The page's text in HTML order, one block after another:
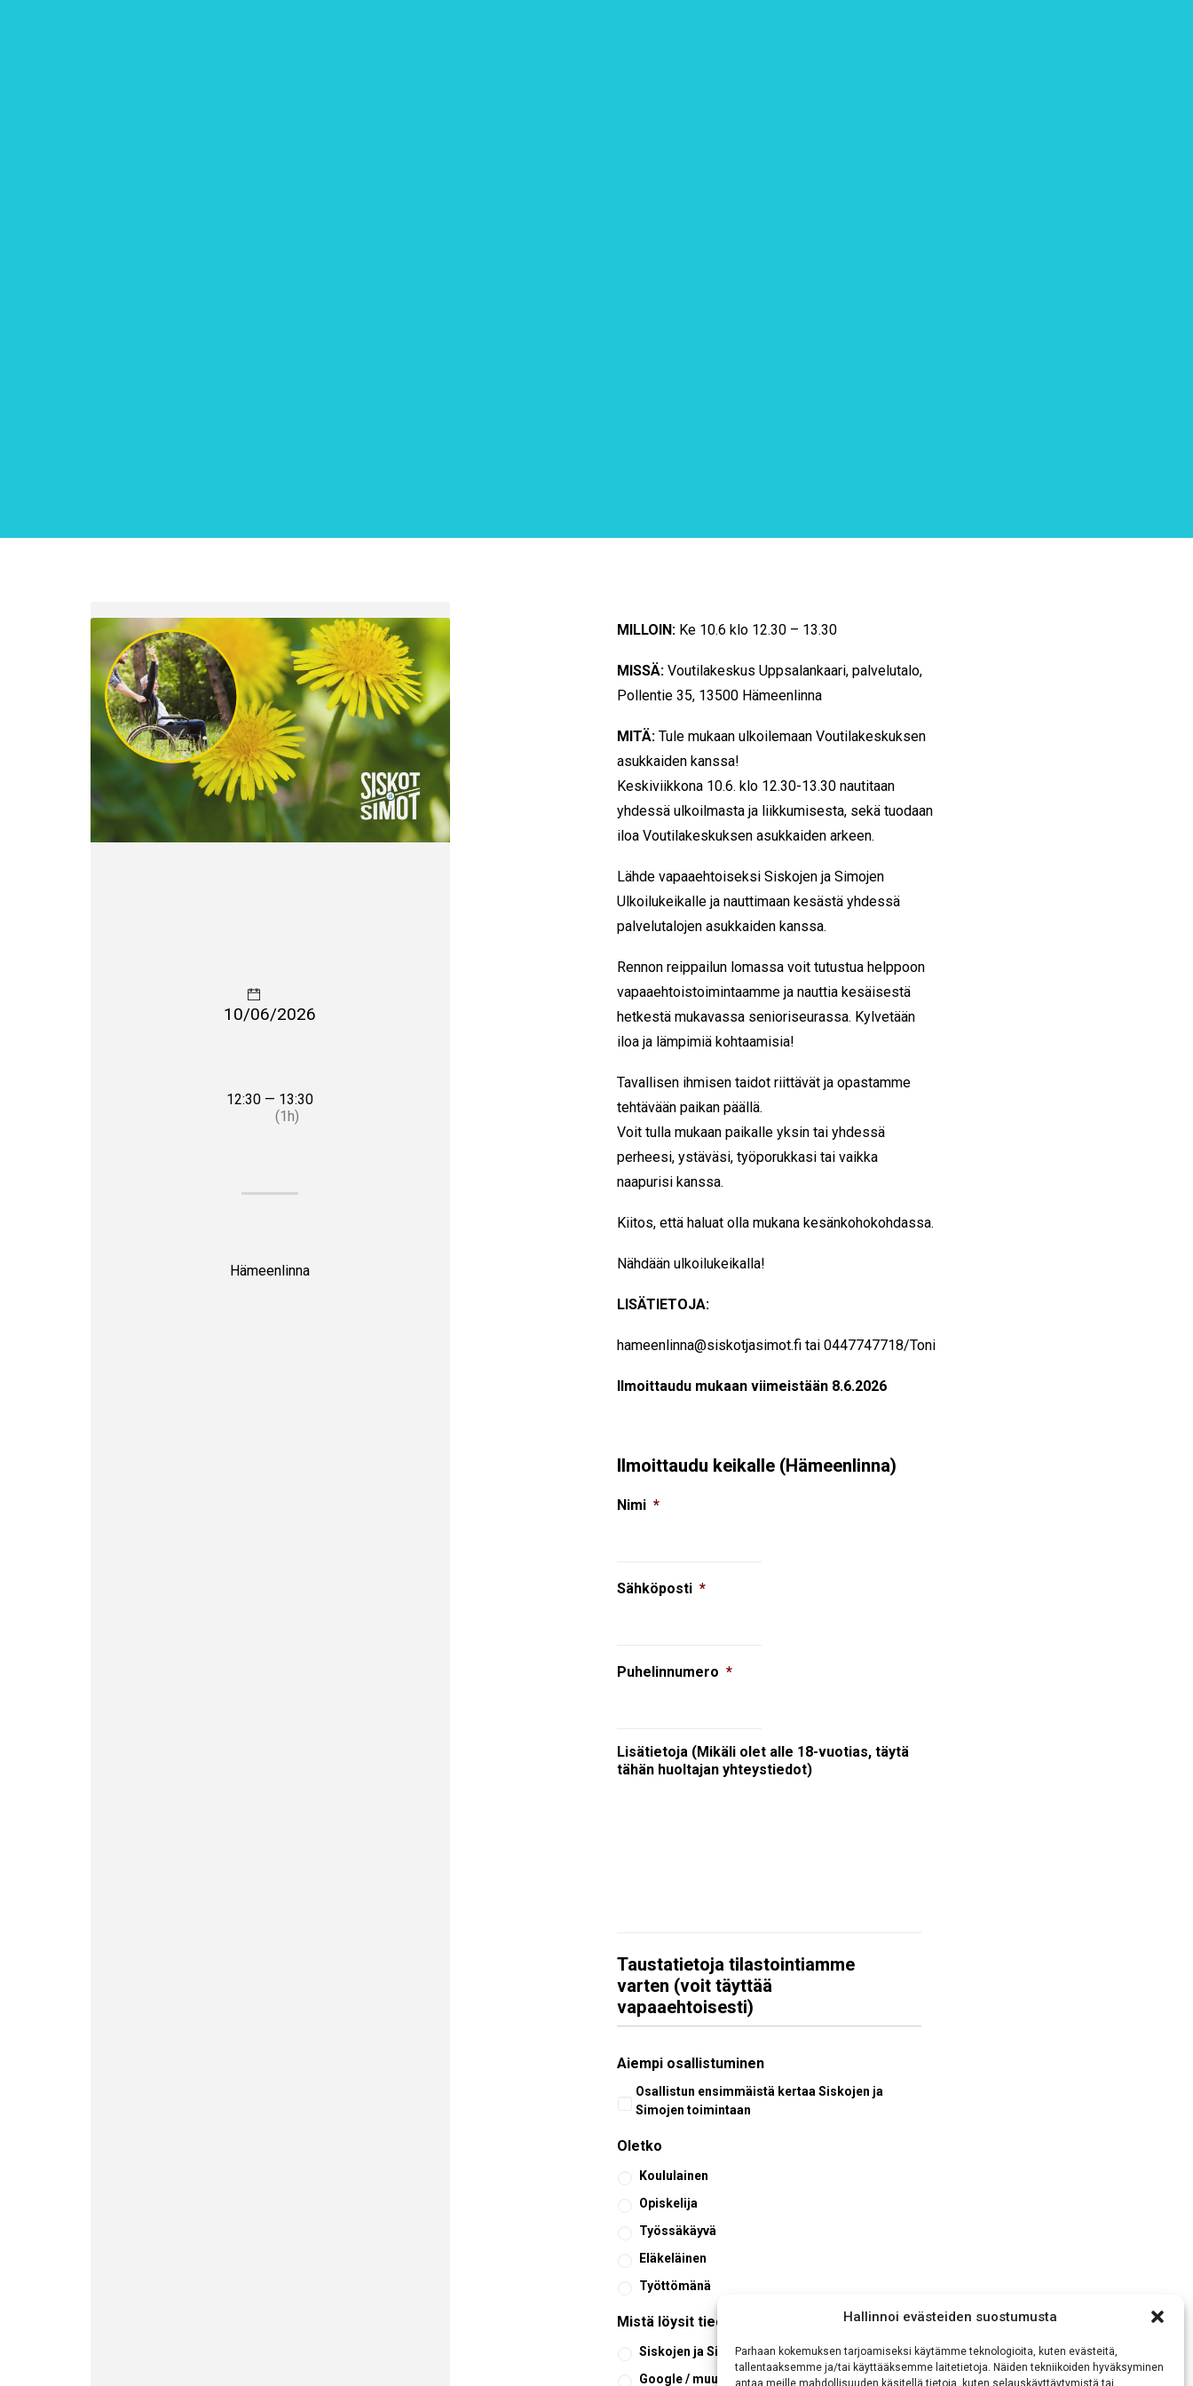
Hallinnoi evästeiden suostumusta
Parhaan kokemuksen tarjoamiseksi käytämme teknologioita, kuten evästeitä,
tallentaaksemme ja/tai käyttääksemme laitetietoja. Näiden tekniikoiden hyväksyminen
antaa meille mahdollisuuden käsitellä tietoja, kuten selauskäyttäytymistä tai
MILLOIN:Ke10.6 klo 12.30 – 13.30
MISSÄ: Voutilakeskus Uppsalankaari, palvelutalo,
Pollentie 35, 13500 Hämeenlinna
MITÄ: Tule mukaan ulkoilemaan Voutilakeskuksen
asukkaiden kanssa!
Keskiviikkona 10.6. klo 12.30-13.30 nautitaan
yhdessä ulkoilmasta ja liikkumisesta, sekä tuodaan
iloa Voutilakeskuksen asukkaiden arkeen.
Lähde vapaaehtoiseksi Siskojen ja Simojen
Ulkoilukeikalle ja nauttimaan kesästä yhdessä
palvelutalojen asukkaiden kanssa.
Rennon reippailun lomassa voit tutustua helppoon
vapaaehtoistoimintaamme ja nauttia kesäisestä
hetkestä mukavassa senioriseurassa. Kylvetään
iloa ja lämpimiä kohtaamisia!
Tavallisen ihmisen taidot riittävät ja opastamme
tehtävään paikan päällä.
Voit tulla mukaan paikalle yksin tai yhdessä
perheesi, ystäväsi, työporukkasi tai vaikka
naapurisi kanssa.
Kiitos, että haluat olla mukana kesänkohokohdassa.
Nähdään ulkoilukeikalla!
LISÄTIETOJA:
hameenlinna@siskotjasimot.fi tai 0447747718/Toni
Ilmoittaudu mukaan viimeistään 8.6.2026
Ilmoittaudu keikalle (Hämeenlinna)
Nimi *
Sähköposti *
Puhelinnumero *
Lisätietoja (Mikäli olet alle 18-vuotias, täytä
tähän huoltajan yhteystiedot)
Taustatietoja tilastointiamme
varten (voit täyttää
vapaaehtoisesti)
Aiempi osallistuminen
Osallistun ensimmäistä kertaa Siskojen ja
Simojen toimintaan
Oletko
Koululainen
Opiskelija
Työssäkäyvä
Eläkeläinen
Työttömänä
Mistä löysit tiedon keikasta?
Siskojen ja Simojen verkkosivut
Google / muu hakukone
10/06/2026
12:30 — 13:30
(1h)
Hämeenlinna